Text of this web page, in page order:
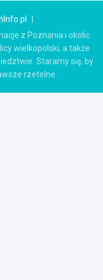
z Poznania i okolic.
wielkopolski, a także
Staramy się, by
rzetelne.